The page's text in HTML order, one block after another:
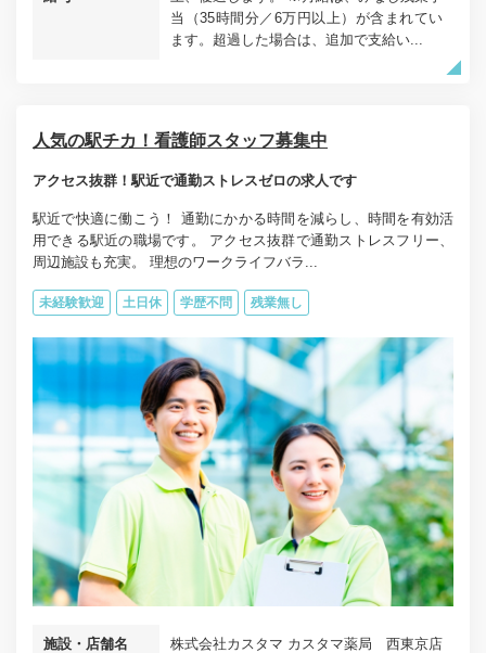
当（35時間分／6万円以上）が含まれてい
ます。超過した場合は、追加で支給い...
人気の駅チカ！看護師スタッフ募集中
アクセス抜群！駅近で通勤ストレスゼロの求人です
駅近で快適に働こう！ 通勤にかかる時間を減らし、時間を有効活
用できる駅近の職場です。 アクセス抜群で通勤ストレスフリー、
周辺施設も充実。 理想のワークライフバラ...
未経験歓迎 土日休 学歴不問 残業無し
施設・店舗名 株式会社カスタマ カスタマ薬局 西東京店